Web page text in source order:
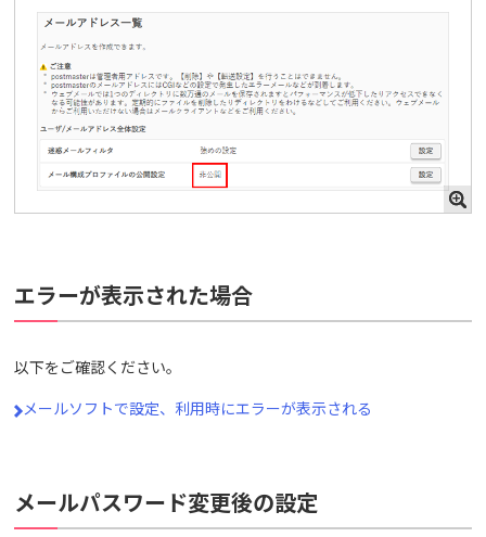
エラーが表示された場合
以下をご確認ください。
メールソフトで設定、利用時にエラーが表示される
メールパスワード変更後の設定